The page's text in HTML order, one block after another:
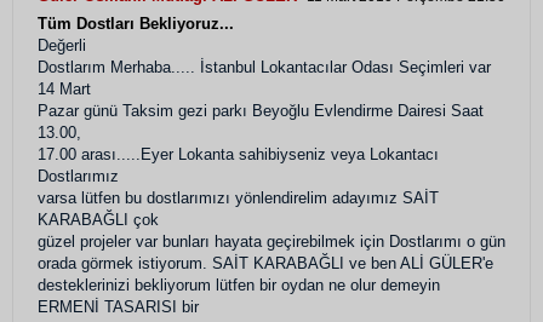
Tüm Dostları Bekliyoruz...
Değerli
Dostlarım Merhaba..... İstanbul Lokantacılar Odası Seçimleri var
14 Mart
Pazar günü Taksim gezi parkı Beyoğlu Evlendirme Dairesi Saat
13.00,
17.00 arası.....Eyer Lokanta sahibiyseniz veya Lokantacı
Dostlarımız
varsa lütfen bu dostlarımızı yönlendirelim adayımız SAİT
KARABAĞLI çok
güzel projeler var bunları hayata geçirebilmek için Dostlarımı o gün
orada görmek istiyorum. SAİT KARABAĞLI ve ben ALİ GÜLER'e
desteklerinizi bekliyorum lütfen bir oydan ne olur demeyin
ERMENİ TASARISI bir